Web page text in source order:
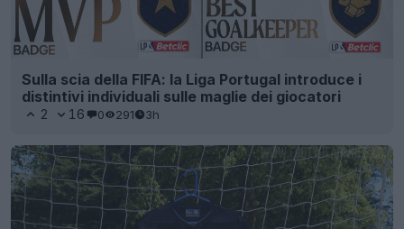
Sulla scia della FIFA: la Liga Portugal introduce i
distintivi individuali sulle maglie dei giocatori
2 16 0 291 3h